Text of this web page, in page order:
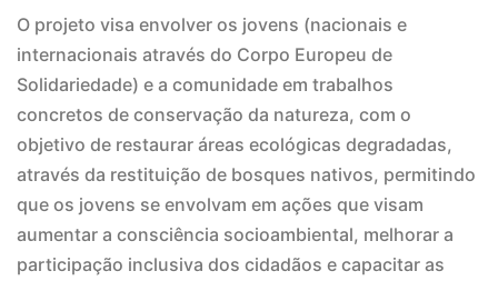
O projeto visa envolver os jovens (nacionais e
internacionais através do Corpo Europeu de
Solidariedade) e a comunidade em trabalhos
concretos de conservação da natureza, com o
objetivo de restaurar áreas ecológicas degradadas,
através da restituição de bosques nativos, permitindo
que os jovens se envolvam em ações que visam
aumentar a consciência socioambiental, melhorar a
participação inclusiva dos cidadãos e capacitar as